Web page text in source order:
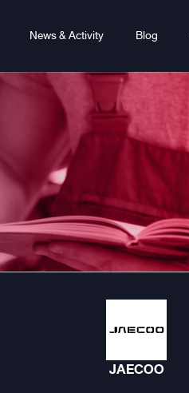
News & Activity Blog
JAECOO